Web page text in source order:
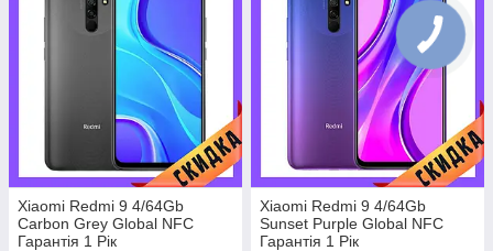
Xiaomi Redmi 9 4/64Gb
Carbon Grey Global NFC
Гарантія 1 Рік
Xiaomi Redmi 9 4/64Gb
Sunset Purple Global NFC
Гарантія 1 Рік